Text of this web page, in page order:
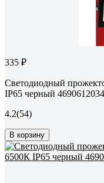
335 ₽
Светодиодный
IP65 черный
4.2(54)
В корзину